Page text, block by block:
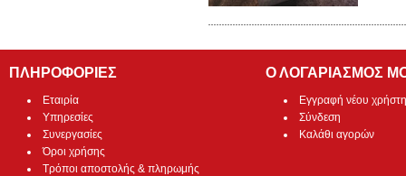
ΠΛΗΡΟΦΟΡΙΕΣ
Εταιρία
Υπηρεσίες
Συνεργασίες
Όροι χρήσης
Τρόποι αποστολής & πληρωμής
Ο ΛΟΓΑΡΙΑΣΜΟΣ
Εγγραφή νέου χρήστη
Σύνδεση
Καλάθι αγορών